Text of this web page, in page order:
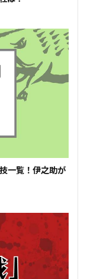
一覧！伊之助が